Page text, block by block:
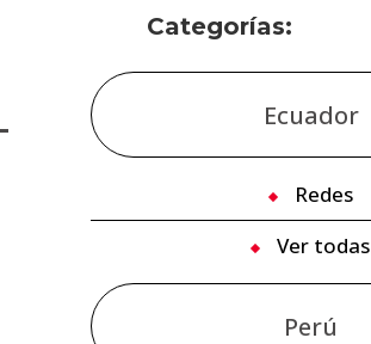
Categorías:
Ecuador
Redes
Ver todas
Perú